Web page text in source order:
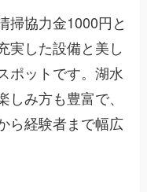
掃協力金1000円と
実した設備と美し
ポットです。湖水
み方も豊富で、
ら経験者まで幅広